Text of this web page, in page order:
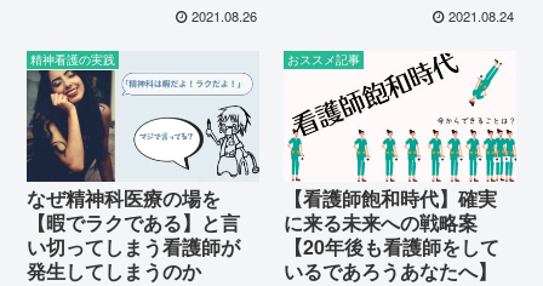
2021.08.26 2021.08.24
精神看護の実践
なぜ精神科医療の場を
【暇でラクである】と言
い切ってしまう看護師が
発生してしまうのか
おススメ記事
【看護師飽和時代】確実
に来る未来への戦略案
【20年後も看護師をして
いるであろうあなたへ】